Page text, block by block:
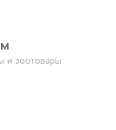
и зоотовары